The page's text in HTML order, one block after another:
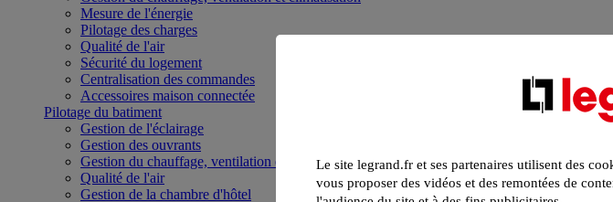
Mesure de l'énergie
Pilotage des charges
Qualité de l'air
Sécurité du logement
Centralisation des commandes
Accessoires maison connectée
Pilotage du batiment
Gestion de l'éclairage
Gestion des ouvrants
Gestion du chauffage, ventilation et climatisation
Qualité de l'air
Gestion de la chambre d'hôtel
Le site legrand.fr et ses partenaires utilisent des
vous proposer des vidéos et des remontées de